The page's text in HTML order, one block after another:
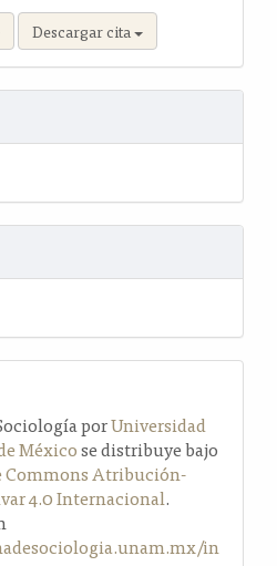
Descargar cita
porUniversidad
Méxicose distribuye bajo
Commons Atribución-
4.0 Internacional.
in